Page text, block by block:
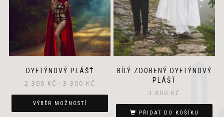
DYFTÝNOVÝ PLÁŠŤ
2 300 KČ –3 300 KČ
VÝBĚR MOŽNOSTÍ
may
be
chosen
on
the
page
BÍLÝ ZDOBENÝ DYFTÝNOVÝ
PLÁŠŤ
3 800 KČ
PŘIDAT DO KOŠÍKU